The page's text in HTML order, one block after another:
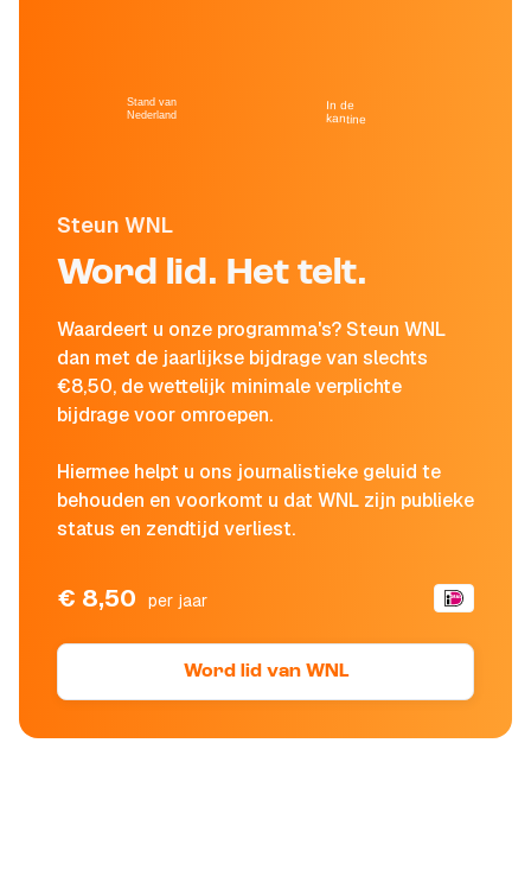
Steun WNL
Word lid. Het telt.
Waardeert u onze programma's? Steun WNL
dan met de jaarlijkse bijdrage van slechts
€8,50, de wettelijk minimale verplichte
bijdrage voor omroepen.
Hiermee helpt u ons journalistieke geluid te
behouden en voorkomt u dat WNL zijn publieke
status en zendtijd verliest.
€ 8,50 per jaar
Word lid van WNL
Stand van
Nederland
In de
kantine